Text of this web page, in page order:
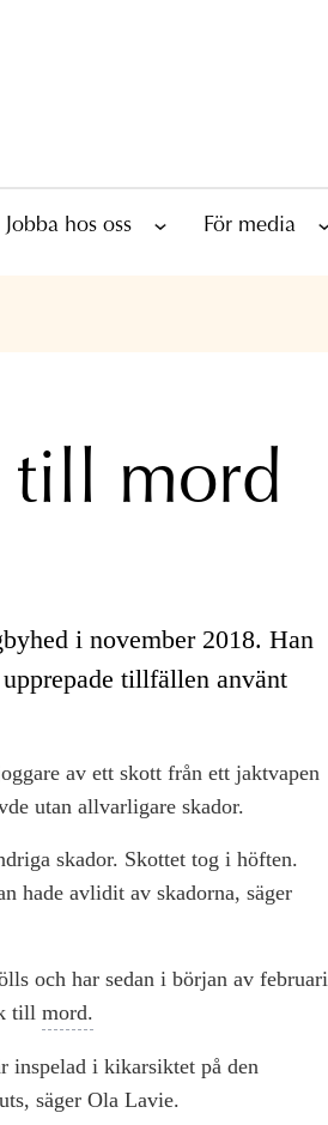
Jobba hos oss För media
till mord
i november 2018. Han
tillfällen använt
av ett skott från ett jaktvapen
utan allvarligare skador.
skador. Skottet tog i höften.
hade avlidit av skadorna, säger
och har sedan i början av februari
till mord.
inspelad i kikarsiktet på den
säger Ola Lavie.